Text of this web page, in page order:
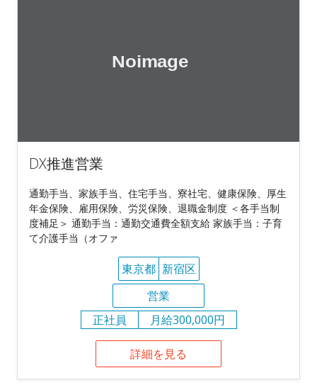
DX推進営業
通勤手当、家族手当、住宅手当、寮社宅、健康保険、厚生
年金保険、雇用保険、労災保険、退職金制度 ＜各手当制
度補足＞ 通勤手当：通勤交通費全額支給 家族手当：子育
て介護手当（オファ
東京都 新宿区
営業
正社員
月給300,000円
詳細を見る